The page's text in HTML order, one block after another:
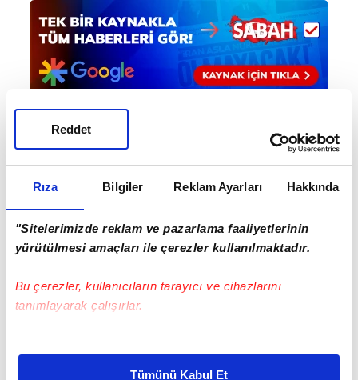
Rıza Bilgiler Reklam Ayarları Hakkında
"Sitelerimizde reklam ve pazarlama faaliyetlerinin
yürütülmesi amaçları ile çerezler kullanılmaktadır.
Bu çerezler, kullanıcıların tarayıcı ve cihazlarını
tanımlayarak çalışırlar.
Bu çerezlere izin vermeniz halinde sizlere özel
Tümünü Kabul Et
Reddet
#BAHÇEŞEHİR KOLEJİ